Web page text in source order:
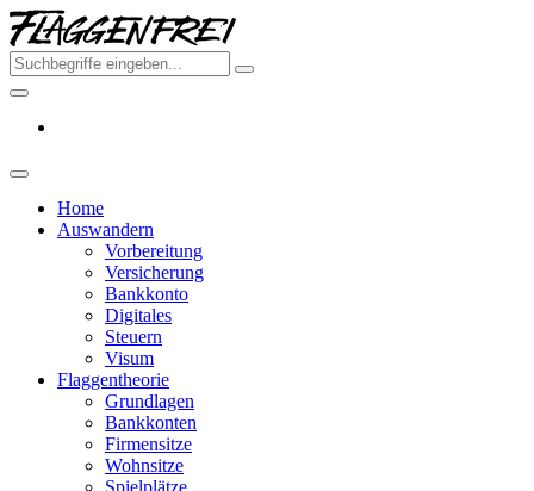
Skip
to
the
content
Home
Auswandern
Vorbereitung
Versicherung
Bankkonto
Digitales
Steuern
Visum
Flaggentheorie
Grundlagen
Bankkonten
Firmensitze
Wohnsitze
Spielplätze